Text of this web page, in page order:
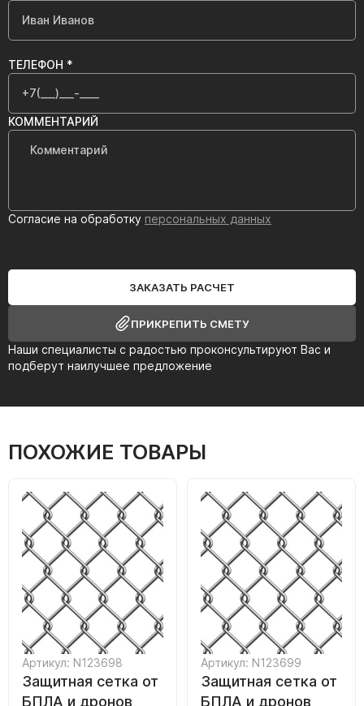
Наши специалисты с радостью проконсультируют Вас и
подберут наилучшее предложение
ТЕЛЕФОН *
КОММЕНТАРИЙ
Согласие на обработку персональных данных
ЗАКАЗАТЬ РАСЧЕТ
ПРИКРЕПИТЬ СМЕТУ
ПОХОЖИЕ ТОВАРЫ
Артикул: N123698
Защитная сетка от
БПЛА и дронов
Артикул: N123699
Защитная сетка от
БПЛА и дронов